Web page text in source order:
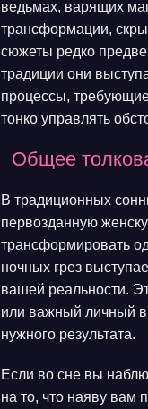
ведьмах, варящих
трансформации,
сюжеты редко
традиции они
процессы,
тонко управлять
Общее
В традиционных
первозданную
трансформировать
ночных грез
вашей реальности.
или важный личный
нужного результата.
Если во сне вы
на то, что наяву вам